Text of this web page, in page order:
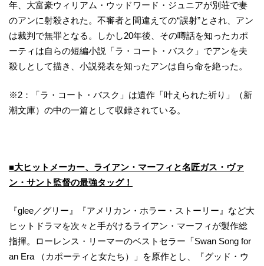
年、大富豪ウィリアム・ウッドワード・ジュニアが別荘で妻
のアンに射殺された。不審者と間違えての“誤射”とされ、アン
は裁判で無罪となる。しかし20年後、その噂話を知ったカポ
ーティは自らの短編小説「ラ・コート・バスク」でアンを夫
殺しとして描き、小説発表を知ったアンは自ら命を絶った。
※2：「ラ・コート・バスク」は遺作「叶えられた祈り」（新
潮文庫）の中の一篇として収録されている。
■大ヒットメーカー、ライアン・マーフィと名匠ガス・ヴァ
ン・サント監督の最強タッグ！
『glee／グリー』『アメリカン・ホラー・ストーリー』など大
ヒットドラマを次々と手がけるライアン・マーフィが製作総
指揮。ローレンス・リーマーのベストセラー「Swan Song for
an Era （カポーティと女たち）」を原作とし、『グッド・ウ